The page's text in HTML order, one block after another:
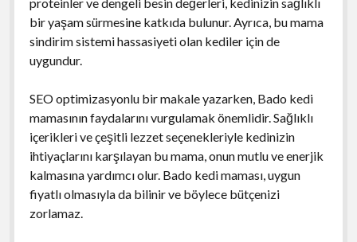
bir yaşam sürmesine katkıda bulunur. Ayrıca, bu mama
sindirim sistemi hassasiyeti olan kediler için de
uygundur.
SEO optimizasyonlu bir makale yazarken, Bado kedi
mamasının faydalarını vurgulamak önemlidir. Sağlıklı
içerikleri ve çeşitli lezzet seçenekleriyle kedinizin
ihtiyaçlarını karşılayan bu mama, onun mutlu ve enerjik
kalmasına yardımcı olur. Bado kedi maması, uygun
fiyatlı olmasıyla da bilinir ve böylece bütçenizi
zorlamaz.